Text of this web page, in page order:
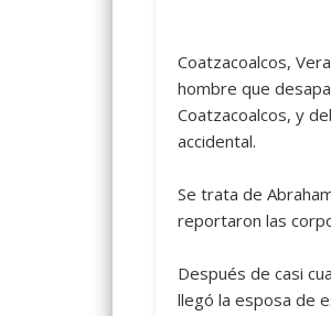
Coatzacoalcos,
hombre que
Coatzacoalcos, y
accidental.
Se trata de
reportaron las
Después de casi
llegó la esposa de